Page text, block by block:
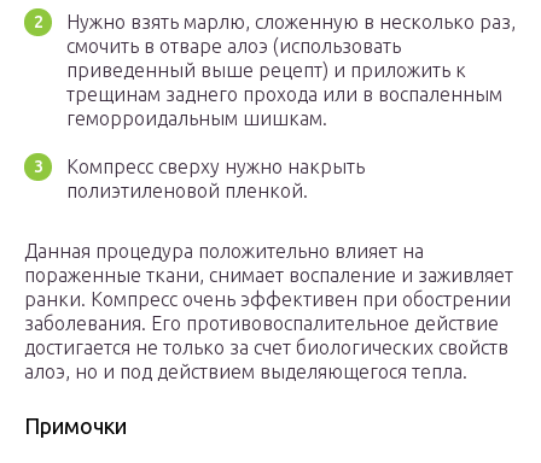
Нужно взять марлю, сложенную в несколько раз,
смочить в отваре алоэ (использовать
приведенный выше рецепт) и приложить к
трещинам заднего прохода или в воспаленным
геморроидальным шишкам.
Компресс сверху нужно накрыть
полиэтиленовой пленкой.
Данная процедура положительно влияет на
пораженные ткани, снимает воспаление и заживляет
ранки. Компресс очень эффективен при обострении
заболевания. Его противовоспалительное действие
достигается не только за счет биологических свойств
алоэ, но и под действием выделяющегося тепла.
Примочки